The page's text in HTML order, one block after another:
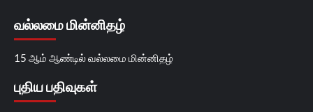
வல்லமை மின்னிதழ்
15 ஆம் ஆண்டில் வல்லமை மின்னிதழ்
புதிய பதிவுகள்